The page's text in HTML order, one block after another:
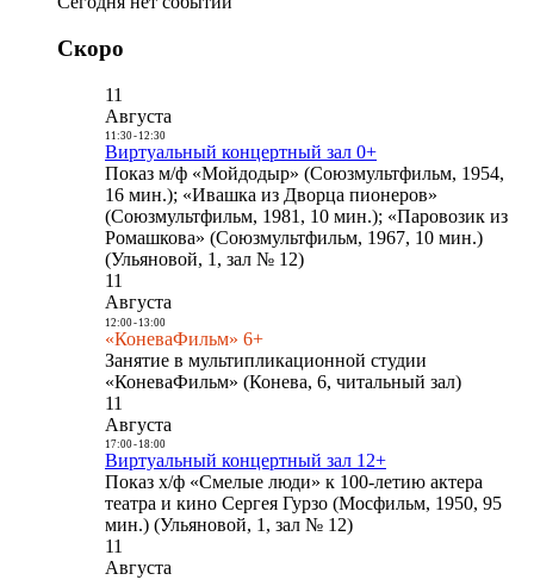
Скоро
11
Августа
11:30- 12:30
Виртуальный концертный зал 0+
Показ м/ф «Мойдодыр» (Союзмультфильм, 1954,
16 мин.); «Ивашка из Дворца пионеров»
(Союзмультфильм, 1981, 10 мин.); «Паровозик из
Ромашкова» (Союзмультфильм, 1967, 10 мин.)
(Ульяновой, 1, зал № 12)
11
Августа
12:00- 13:00
«КоневаФильм» 6+
Занятие в мультипликационной студии
«КоневаФильм» (Конева, 6, читальный зал)
11
Августа
17:00- 18:00
Виртуальный концертный зал 12+
Показ х/ф «Смелые люди» к 100-летию актера
театра и кино Сергея Гурзо (Мосфильм, 1950, 95
мин.) (Ульяновой, 1, зал № 12)
11
Августа